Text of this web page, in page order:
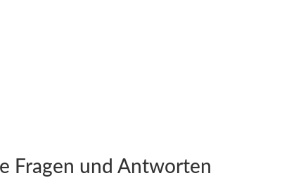
Fragen und Antworten